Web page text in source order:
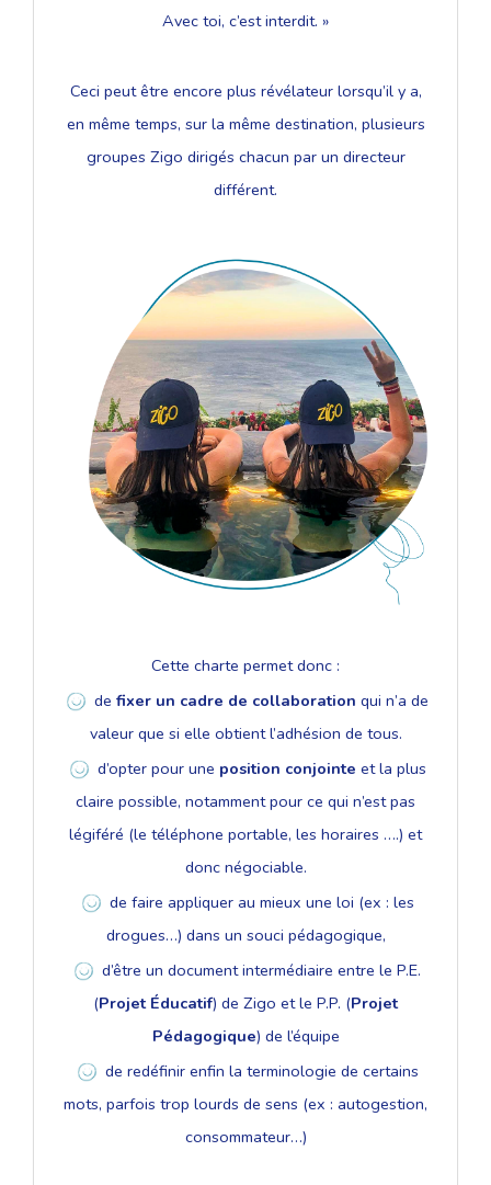
Avec toi, c’est interdit. »
Ceci peut être encore plus révélateur lorsqu’il y a,
en même temps, sur la même destination, plusieurs
groupes Zigo dirigés chacun par un directeur
différent.
Cette charte permet donc :
de fixer un cadre de collaboration qui n’a de
valeur que si elle obtient l’adhésion de tous.
d’opter pour une position conjointe et la plus
claire possible, notamment pour ce qui n’est pas
légiféré (le téléphone portable, les horaires ….) et
donc négociable.
de faire appliquer au mieux une loi (ex : les
drogues…) dans un souci pédagogique,
d’être un document intermédiaire entre le P.E.
(Projet Éducatif) de Zigo et le P.P. (Projet
Pédagogique) de l’équipe
de redéfinir enfin la terminologie de certains
mots, parfois trop lourds de sens (ex : autogestion,
consommateur…)